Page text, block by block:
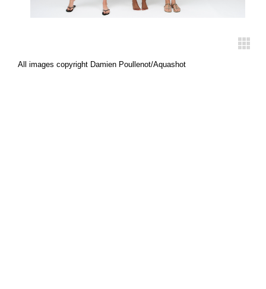
All images copyright Damien Poullenot/Aquashot